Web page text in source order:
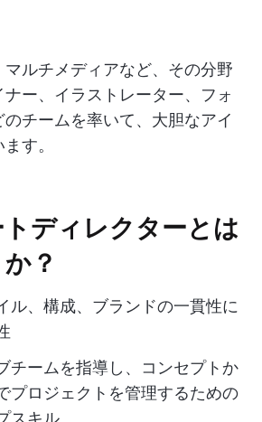
ルチメディアなど、その分野
ー、イラストレーター、フォ
のチームを率いて、大胆なアイ
す。
ディレクターとは
？
ル、構成、ブランドの一貫性に
チームを指導し、コンセプトか
プロジェクトを管理するための
スキル